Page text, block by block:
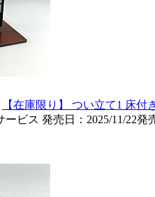
【在庫限り】 つい立て1 床付
ービス 発売日：2025/11/22発